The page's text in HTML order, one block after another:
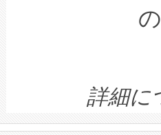
す。「当社の
ームを利用す
きます。この
テリー性能の
念は、現在デ
ます。 Voltaiq
quality and
BESS stack to
LiDAR for
は1535 nmレ
イズの小径化
す。ノーマル
ートル先まで
詳細に